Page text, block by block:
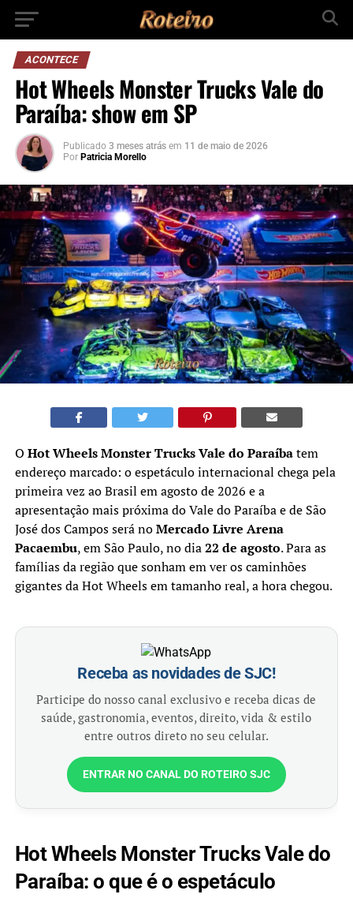
ACONTECE
Hot Wheels Monster Trucks Vale do
Paraíba: show em SP
Publicado 3 meses atrás em 11 de maio de 2026
Por Patricia Morello
O Hot Wheels Monster Trucks Vale do Paraíbatem
endereço marcado: o espetáculo internacional chega pela
primeira vez ao Brasil em agosto de 2026 e a
apresentação mais próxima do Vale do Paraíba e de São
José dos Campos será noMercado Livre Arena
Pacaembu, em São Paulo, no dia22 de agosto. Para as
famílias da região que sonham em ver os caminhões
gigantes da Hot Wheels em tamanho real, a hora chegou.
Receba as novidades de SJC!
Participe do nosso canal exclusivo e receba dicas de
saúde, gastronomia, eventos, direito, vida & estilo
entre outros direto no seu celular.
ENTRAR NO CANAL DO ROTEIRO SJC
Hot Wheels Monster Trucks Vale do
Paraíba: o que é o espetáculo